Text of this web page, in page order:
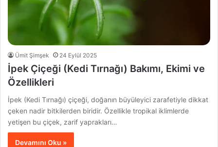
Ümit Şimşek 24 Eylül 2025
İpek Çiçeği (Kedi Tırnağı) Bakımı, Ekimi ve
Özellikleri
İpek (Kedi Tırnağı) çiçeği, doğanın büyüleyici zarafetiyle dikkat
çeken nadir bitkilerden biridir. Özellikle tropikal iklimlerde
yetişen bu çiçek, zarif yaprakları…
Devamını Oku »